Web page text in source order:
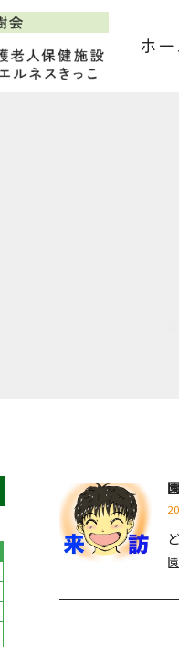
ホー